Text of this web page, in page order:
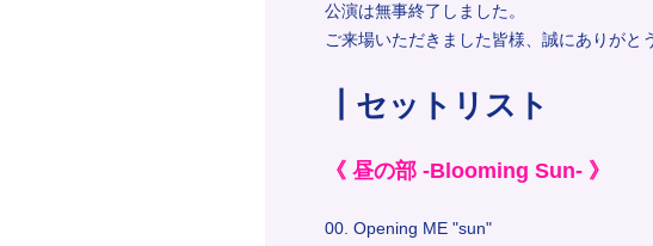
公演は無事終了しました。
ご来場いただきました皆様、誠にありがと
┃セットリスト
《 昼の部 -Blooming Sun- 》
00. Opening ME "sun"